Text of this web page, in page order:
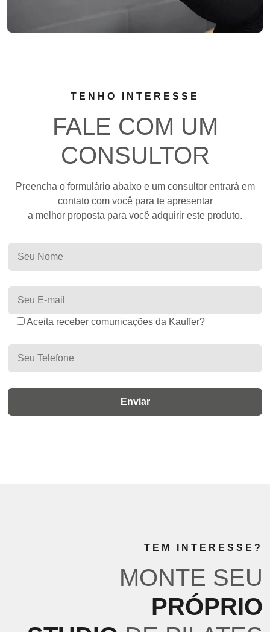
TENHO INTERESSE
FALE COM UM
CONSULTOR
Preencha o formulário abaixo e um consultor entrará em
contato com você para te apresentar
a melhor proposta para você adquirir este produto.
Aceita receber comunicações da Kauffer?
TEM INTERESSE?
MONTE SEU
PRÓPRIO